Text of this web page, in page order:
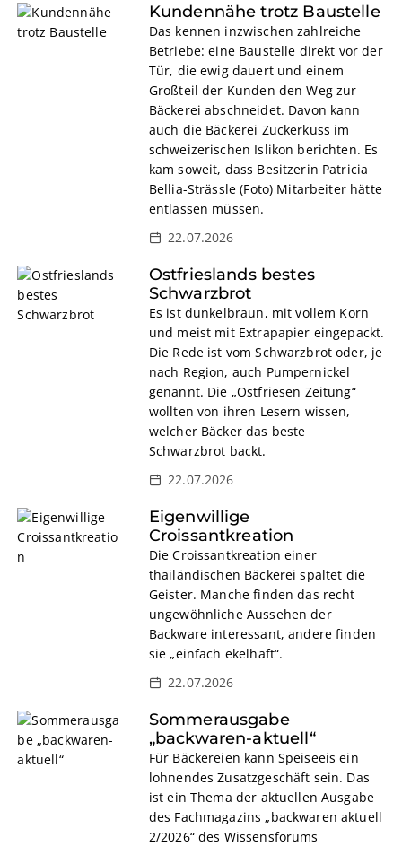
Kundennähe trotz Baustelle
Das kennen inzwischen zahlreiche
Betriebe: eine Baustelle direkt vor der
Tür, die ewig dauert und einem
Großteil der Kunden den Weg zur
Bäckerei abschneidet. Davon kann
auch die Bäckerei Zuckerkuss im
schweizerischen Islikon berichten. Es
kam soweit, dass Besitzerin Patricia
Bellia-Strässle (Foto) Mitarbeiter hätte
entlassen müssen.
22.07.2026
Ostfrieslands bestes
Schwarzbrot
Es ist dunkelbraun, mit vollem Korn
und meist mit Extrapapier eingepackt.
Die Rede ist vom Schwarzbrot oder, je
nach Region, auch Pumpernickel
genannt. Die „Ostfriesen Zeitung“
wollten von ihren Lesern wissen,
welcher Bäcker das beste
Schwarzbrot backt.
22.07.2026
Eigenwillige
Croissantkreation
Die Croissantkreation einer
thailändischen Bäckerei spaltet die
Geister. Manche finden das recht
ungewöhnliche Aussehen der
Backware interessant, andere finden
sie „einfach ekelhaft“.
22.07.2026
Sommerausgabe
„backwaren-aktuell“
Für Bäckereien kann Speiseeis ein
lohnendes Zusatzgeschäft sein. Das
ist ein Thema der aktuellen Ausgabe
des Fachmagazins „backwaren aktuell
2/2026“ des Wissensforums